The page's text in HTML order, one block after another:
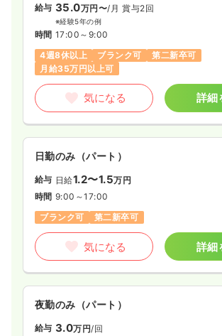
給与 35.0万円〜/月 賞与2回
※経験5年の例
時間 17:00～9:00
4週8休以上
ブランク可
第二新卒可
月給35万円以上可
気になる 詳細
日勤のみ（パート）
給与 日給1.2〜1.5万円
時間 9:00～17:00
ブランク可
第二新卒可
気になる 詳細
夜勤のみ（パート）
給与 3.0万円/回